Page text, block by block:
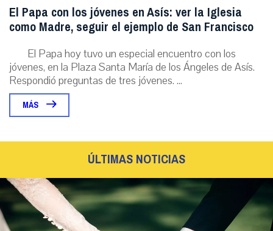
El Papa con los jóvenes en Asís: ver la Iglesia
como Madre, seguir el ejemplo de San Francisco
El Papa hoy tuvo un especial encuentro con los
jóvenes, en la Plaza Santa María de los Ángeles de Asís.
Respondió preguntas de tres jóvenes. ...
MÁS
ÚLTIMAS NOTICIAS